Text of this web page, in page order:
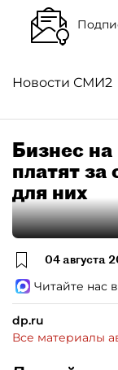
Новости СМИ2
Бизнес
платят
для них
04 августа
Читайте нас
dp.ru
Все материалы